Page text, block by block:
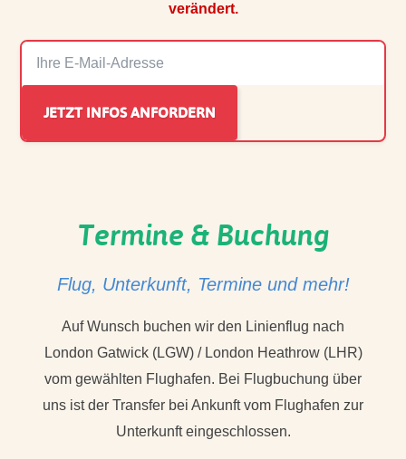
verändert.
Termine & Buchung
Flug, Unterkunft, Termine und mehr!
Auf Wunsch buchen wir den Linienflug nach
London Gatwick (LGW) / London Heathrow (LHR)
vom gewählten Flughafen. Bei Flugbuchung über
uns ist der Transfer bei Ankunft vom Flughafen zur
Unterkunft eingeschlossen.